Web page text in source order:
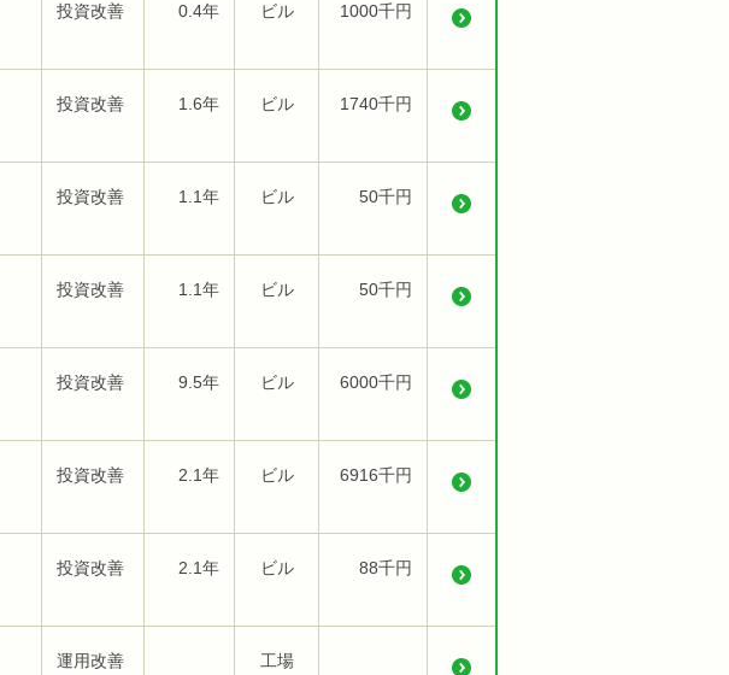
投資改善 0.4年 ビル 1000千円
投資改善 1.6年 ビル 1740千円
投資改善 1.1年 ビル 50千円
投資改善 1.1年 ビル 50千円
投資改善 9.5年 ビル 6000千円
投資改善 2.1年 ビル 6916千円
投資改善 2.1年 ビル 88千円
運用改善 工場